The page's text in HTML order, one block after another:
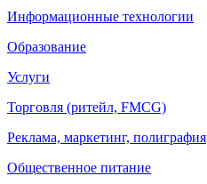
Информационные технологии
Образование
Услуги
Торговля (ритейл, FMCG)
Реклама, маркетинг, полиграфия
Общественное питание